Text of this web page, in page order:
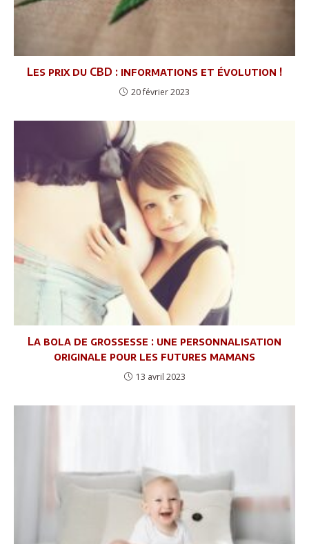
Les prix du CBD : informations et évolution !
20 février 2023
La bola de grossesse : une personnalisation
originale pour les futures mamans
13 avril 2023